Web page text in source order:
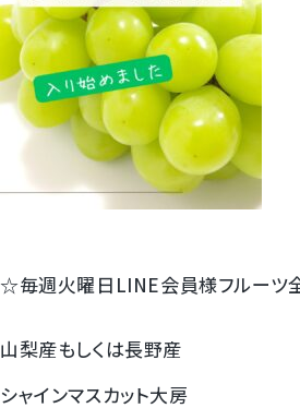
神紅ぶどう
ナガノパープル
1房からOK！ぶどう狩り
すいか
マスクメロンと季節のフルーツ詰合せ
お試しフルーツ
☆毎週火曜日LINE会員様フルー
山梨産もしくは長野産
シャインマスカット大房